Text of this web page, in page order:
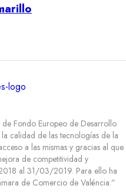
de Fondo Europeo de Desarrollo
calidad de las tecnologías de la
a las mismas y gracias al que
de competitividad y
al 31/03/2019. Para ello ha
de Comercio de Valéncia.”